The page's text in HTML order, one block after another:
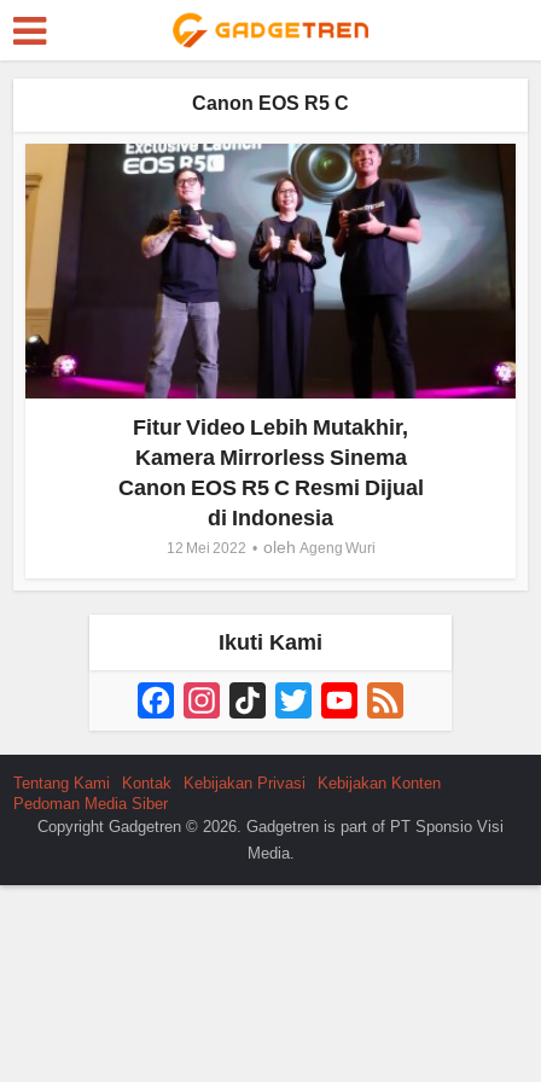
Canon EOS R5 C
Fitur Video Lebih Mutakhir,
Kamera Mirrorless Sinema
Canon EOS R5 C Resmi Dijual
di Indonesia
12 Mei 2022 oleh Ageng Wuri
Ikuti Kami
FacebookInstagram
TikTok Twitter YouTube
Channel
Tentang Kami Kontak Kebijakan Privasi
Kebijakan Konten
Pedoman Media Siber
Copyright Gadgetren © 2026. Gadgetren is part of PT Sponsio Visi
Media.